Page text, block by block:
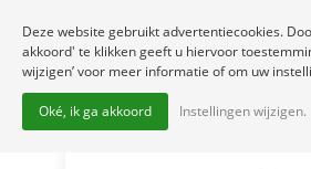
Deze website gebruikt advertentiecookies.
akkoord' te klikken geeft u hiervoor
wijzigen’ voor meer informatie of om uw
Oké, ik ga akkoord Instellingen wijzigen.